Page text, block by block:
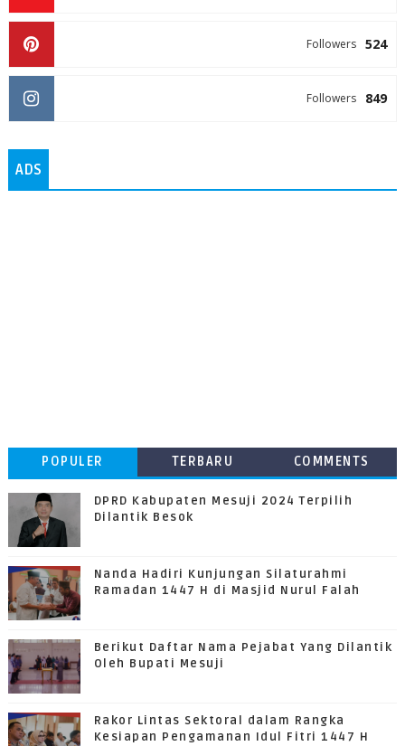
524
Followers
849
Followers
ADS
POPULER TERBARU COMMENTS
DPRD Kabupaten Mesuji 2024 Terpilih
Dilantik Besok
Nanda Hadiri Kunjungan Silaturahmi
Ramadan 1447 H di Masjid Nurul Falah
Berikut Daftar Nama Pejabat Yang Dilantik
Oleh Bupati Mesuji
Rakor Lintas Sektoral dalam Rangka
Kesiapan Pengamanan Idul Fitri 1447 H